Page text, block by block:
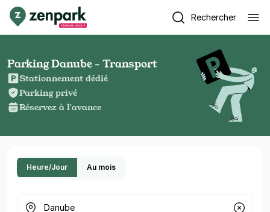
Rechercher
Parking Danube - Transport
Stationnement dédié
Parking privé
Réservez à l'avance
Heure/Jour Au mois
Où cherchez-vous un parking ?